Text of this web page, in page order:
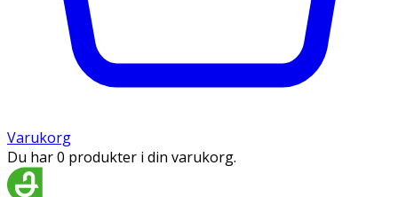
Varukorg
Du har 0 produkter i din varukorg.